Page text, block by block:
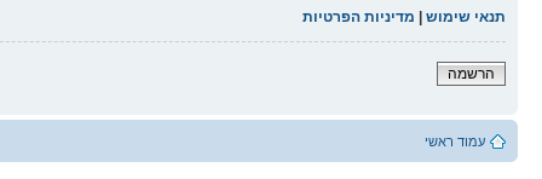
תנאי שימוש | מדיניות הפרטיות
הרשמה
עמוד ראשי